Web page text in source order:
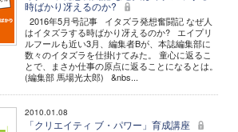
時ばかり冴えるのか?
2016年5月号記事 イタズラ発想奮闘記 なぜ人
はイタズラする時ばかり冴えるのか? エイプリ
ルフールも近い3月、編集者Bが、本誌編集部に
数々のイタズラを仕掛けてみた。 童心に返るこ
とで、まさか仕事の原点に返ることになるとは。
(編集部 馬場光太郎) &nbs...
2010.01.08
「クリエイティ ブ・パワー」育成講座